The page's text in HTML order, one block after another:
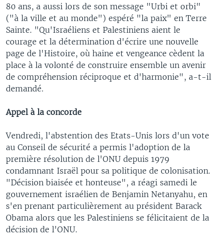
80 ans, a aussi lors de son message "Urbi et orbi"
("à la ville et au monde") espéré "la paix" en Terre
Sainte. "Qu'Israéliens et Palestiniens aient le
courage et la détermination d'écrire une nouvelle
page de l'Histoire, où haine et vengeance cèdent la
place à la volonté de construire ensemble un avenir
de compréhension réciproque et d'harmonie", a-t-il
demandé.
Appel à la concorde
Vendredi, l'abstention des Etats-Unis lors d'un vote
au Conseil de sécurité a permis l'adoption de la
première résolution de l'ONU depuis 1979
condamnant Israël pour sa politique de colonisation.
"Décision biaisée et honteuse", a réagi samedi le
gouvernement israélien de Benjamin Netanyahu, en
s'en prenant particulièrement au président Barack
Obama alors que les Palestiniens se félicitaient de la
décision de l'ONU.